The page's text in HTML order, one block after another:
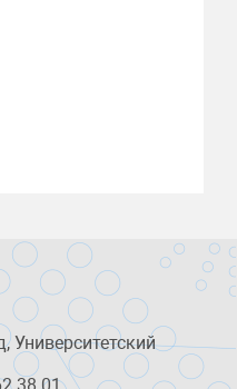
Университетский